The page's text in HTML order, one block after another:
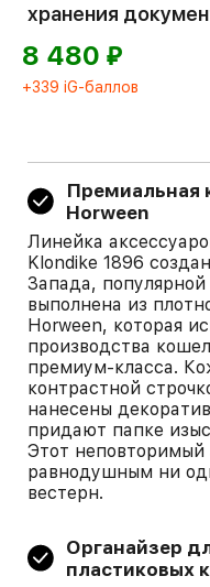
хранения
8 480 ⃏
+339 iG-баллов
Премиальная
Horween
Линейка
Klondike 1896
Запада,
выполнена из
Horween, которая
производства
премиум-класса.
контрастной
нанесены
придают папке
Этот неповторимый
равнодушным ни
вестерн.
Органайзер
пластиковых